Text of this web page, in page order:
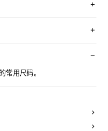
常用尺码。